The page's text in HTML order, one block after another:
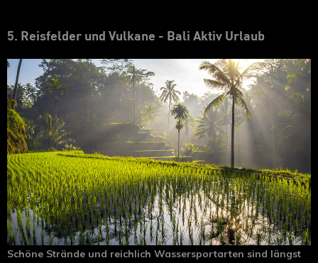
5. Reisfelder und Vulkane - Bali Aktiv Urlaub
Schöne Strände und reichlich Wassersportarten sind längst